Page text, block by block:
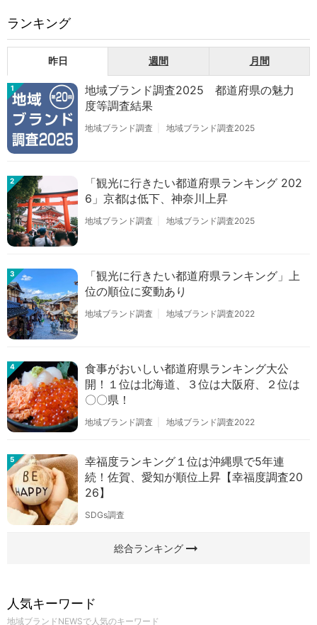
ランキング
昨日 週間 月間
1
地域ブランド調査2025 都道府県の魅力
度等調査結果
地域ブランド調査 地域ブランド調査2025
2
「観光に行きたい都道府県ランキング 202
6」京都は低下、神奈川上昇
地域ブランド調査 地域ブランド調査2025
3
「観光に行きたい都道府県ランキング」上
位の順位に変動あり
地域ブランド調査 地域ブランド調査2022
4
食事がおいしい都道府県ランキング大公
開！１位は北海道、３位は大阪府、２位は
〇〇県！
地域ブランド調査 地域ブランド調査2022
5
幸福度ランキング１位は沖縄県で5年連
続！佐賀、愛知が順位上昇【幸福度調査20
26】
SDGs調査
総合ランキングarrow_right_alt
人気キーワード
地域ブランドNEWSで人気のキーワード